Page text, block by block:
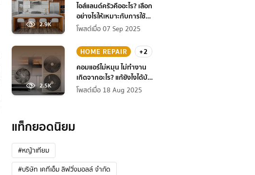
2.9K
ไอส์แลนด์ครัวคืออะไร? เลือก
อย่างไรให้เหมาะกับการใช้
งานที่บ้าน
โพสต์เมื่อ 07 Sep 2025
2.5K
HOME REPAIR
+2
คอมแอร์ไม่หมุน ไม่ทํางาน
เกิดจากอะไร? แก้ยังไงได้บ้าง
ก่อนแอร์พัง!
โพสต์เมื่อ 18 Aug 2025
แท็กยอดนิยม
#หญ้าเทียม
#บริษัท เคทีเอ็ม ลิฟวิ่งมอลล์ จำกัด